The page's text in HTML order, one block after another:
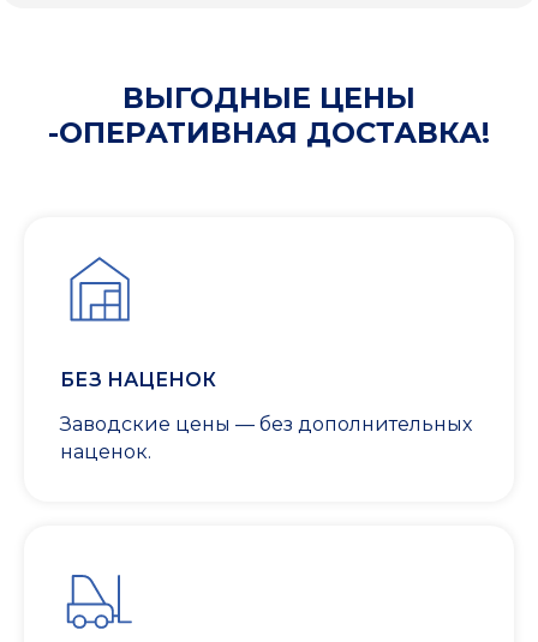
ВЫГОДНЫЕ ЦЕНЫ
-ОПЕРАТИВНАЯ ДОСТАВКА!
БЕЗ НАЦЕНОК
Заводские цены — без дополнительных
наценок.